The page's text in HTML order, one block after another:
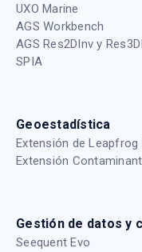
UXO Marine
AGS Workbench
AGS Res2DInv y
SPIA
Geoestadística
Extensión de Leapfrog
Extensión
Gestión de datos y
Seequent Evo